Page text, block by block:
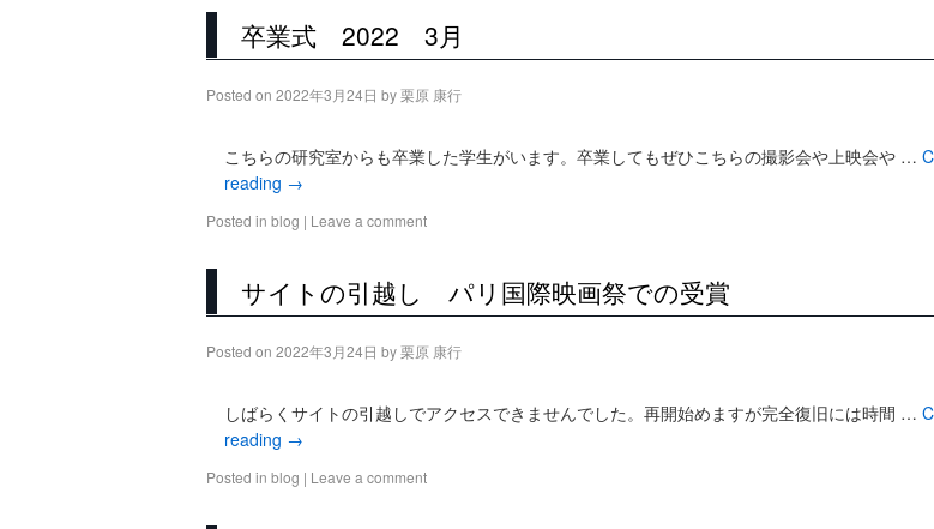
卒業式 2022 3月
Posted on 2022年3月24日 by栗原 康行
こちらの研究室からも卒業した学生がいます。卒業してもぜひこちらの撮影会や上映会や …
reading →
Posted in blog | Leave a comment
サイトの引越し パリ国際映画祭での受賞
Posted on 2022年3月24日 by栗原 康行
しばらくサイトの引越しでアクセスできませんでした。再開始めますが完全復旧には時間 …
reading →
Posted in blog | Leave a comment